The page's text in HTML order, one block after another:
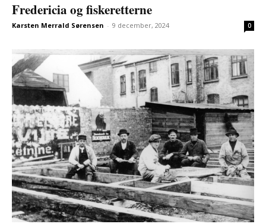
Fredericia og fiskeretterne
Karsten Merrald Sørensen - 9 december, 2024 0